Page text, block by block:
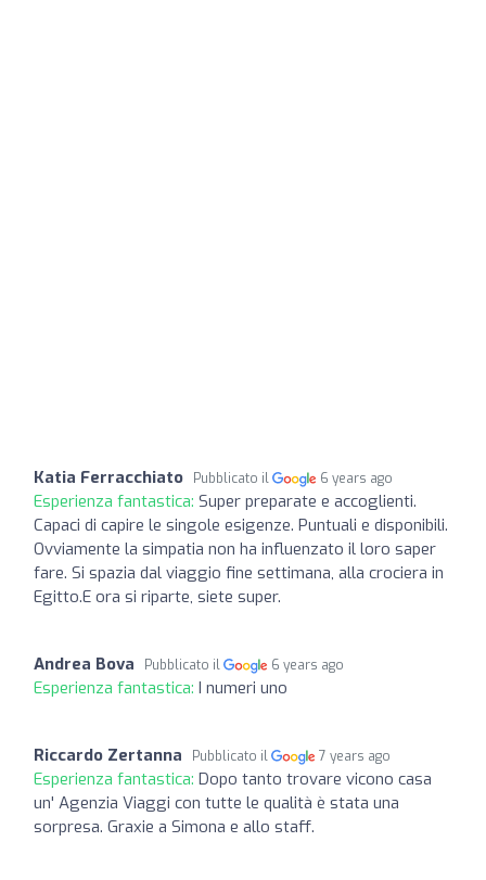
Katia Ferracchiato Pubblicato il 6 years ago
Esperienza fantastica: Super preparate e accoglienti.
Capaci di capire le singole esigenze. Puntuali e disponibili.
Ovviamente la simpatia non ha influenzato il loro saper
fare. Si spazia dal viaggio fine settimana, alla crociera in
Egitto.E ora si riparte, siete super.
Andrea Bova Pubblicato il 6 years ago
Esperienza fantastica: I numeri uno ️️️️
Riccardo Zertanna Pubblicato il 7 years ago
Esperienza fantastica: Dopo tanto trovare vicono casa
un' Agenzia Viaggi con tutte le qualità è stata una
sorpresa. Graxie a Simona e allo staff.